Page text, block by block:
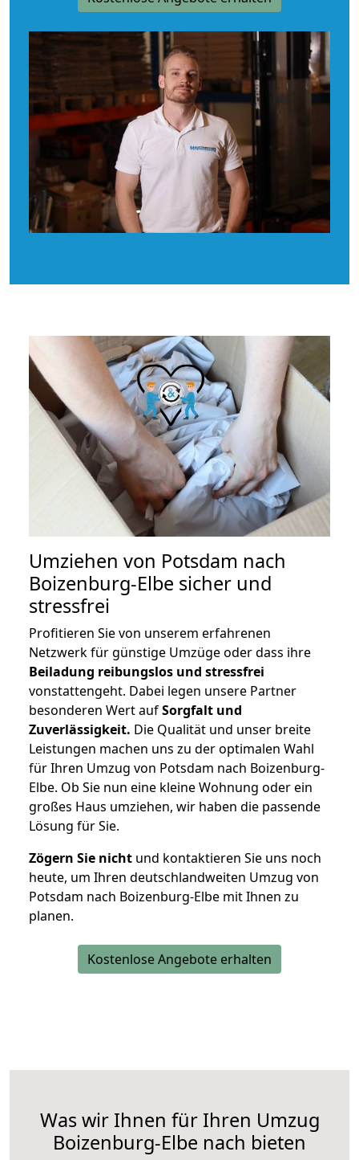
Umziehen von Potsdam nach
Boizenburg-Elbe sicher und
stressfrei
Profitieren Sie von unserem erfahrenen
Netzwerk für günstige Umzüge oder dass ihre
Beiladung reibungslos und stressfrei
vonstattengeht. Dabei legen unsere Partner
besonderen Wert aufSorgfalt und
Zuverlässigkeit. Die Qualität und unser breite
Leistungen machen uns zu der optimalen Wahl
für Ihren Umzug von Potsdam nach Boizenburg-
Elbe. Ob Sie nun eine kleine Wohnung oder ein
großes Haus umziehen, wir haben die passende
Lösung für Sie.
Zögern Sie nicht und kontaktieren Sie uns noch
heute, um Ihren deutschlandweiten Umzug von
Potsdam nach Boizenburg-Elbe mit Ihnen zu
planen.
Kostenlose Angebote erhalten
Was wir Ihnen für Ihren Umzug
Boizenburg-Elbe nach bieten